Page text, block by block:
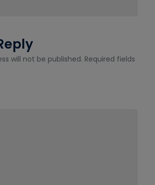
will not be published. Required fields